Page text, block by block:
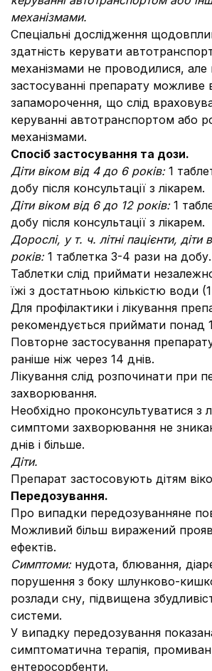
механізмами.
Спеціальні дослідження
здатність керувати
механізмами не проводилися, але
застосуванні препарату можливе
запаморочення, що слід
керуванні автотранспортом або
механізмами.
Спосіб застосування та дози.
Діти віком від 4 до 6 років: 1
добу після консультації з лікарем.
Діти віком від 6 до 12 років: 1
добу після консультації з лікарем.
Дорослі, у т. ч. літні пацієнти, діти
років: 1 таблетка 3-4 рази на добу.
Таблетки слід приймати
їжі з достатньою кількістю води
Для профілактики і лікування
рекомендується приймати понад
Повторне застосування
раніше ніж через 14 днів.
Лікування слід розпочинати при
захворювання.
Необхідно проконсультуватися з
симптоми захворювання не
днів і більше.
Діти.
Препарат застосовують дітям
Передозування.
Про випадки передозуванняне
Можливий більш виражений прояв
ефектів.
Симптоми: нудота, блювання,
порушення з боку шлунково-
розлади сну, підвищена
системи.
У випадку передозування
симптоматична терапія,
ентеросорбенти.